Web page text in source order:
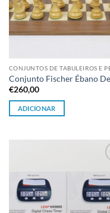
CONJUNTOS DE TABULEIROS E
Conjunto Fischer Ébano
€260,00
ADICIONAR
à lista